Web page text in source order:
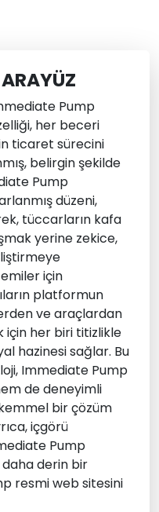
Pump
her beceri
ticaret sürecini
belirgin şekilde
Pump
düzeni,
tüccarların kafa
yerine zekice,
için
platformun
ve araçlardan
için her biri titizlikle
hazinesi sağlar. Bu
Immediate Pump
de deneyimli
bir çözüm
içgörü
Pump
derin bir
resmi web sitesini